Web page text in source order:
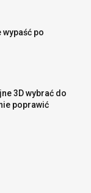
po
3D wybrać do
poprawić